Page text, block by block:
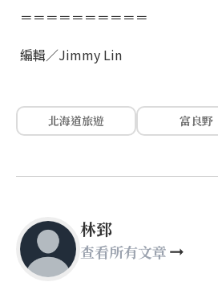
＝＝＝＝＝＝＝＝＝＝
編輯／Jimmy Lin
北海道旅遊 富良野
林郅
查看所有文章